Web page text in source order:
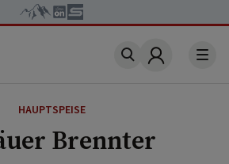
Account
HAUPTSPEISE
Brennter